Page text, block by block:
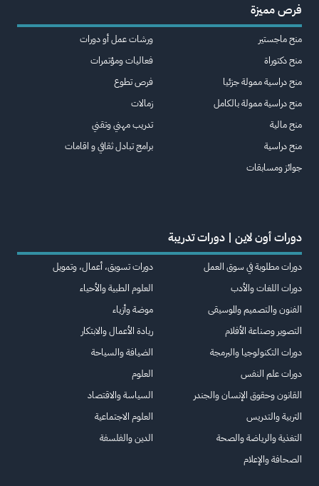
فرص مميزة
منح ماجستير
منح دكتوراة
منح دراسية ممولة جزئيا
منح دراسية ممولة بالكامل
منح مالية
منح دراسية
جوائز ومسابقات
ورشات عمل أو دورات
فعاليات ومؤتمرات
فرص تطوع
زمالات
تدريب مهني وتقني
برامج تبادل ثقافي و اقامات
دورات أون لاين | دورات تدريبة
دورات مطلوبة في سوق العمل
دورات اللغات والأدب
الفنون والتصميم والموسيقى
التصوير وصناعة الأفلام
دورات التكنولوجيا والبرمجة
دورات علم النفس
القانون وحقوق الإنسان والجندر
التربية والتدريس
التغذية والرياضة والصحة
الصحافة والإعلام
دورات تسويق، أعمال، وتمويل
العلوم الطبية والأحياء
موضة وأزياء
ريادة الأعمال والابتكار
الضيافة والسياحة
العلوم
السياسة والاقتصاد
العلوم الاجتماعية
الدين والفلسفة